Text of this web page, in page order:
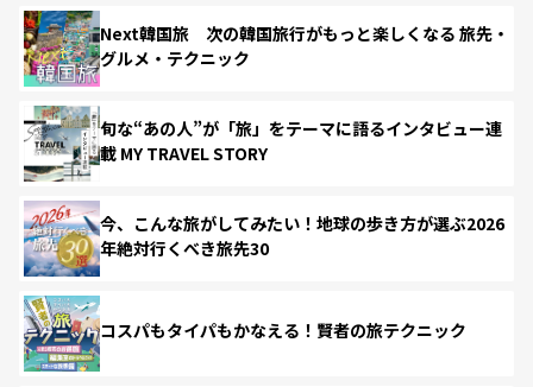
Next韓国旅 次の韓国旅行がもっと楽しくなる 旅先・
グルメ・テクニック
旬な“あの人”が「旅」をテーマに語るインタビュー連
載 MY TRAVEL STORY
今、こんな旅がしてみたい！地球の歩き方が選ぶ2026
年絶対行くべき旅先30
コスパもタイパもかなえる！賢者の旅テクニック